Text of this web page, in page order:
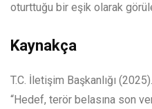
oturttuğu bir eşik olarak
Kaynakça
T.C. İletişim Başkanlığı
“Hedef, terör belasına son